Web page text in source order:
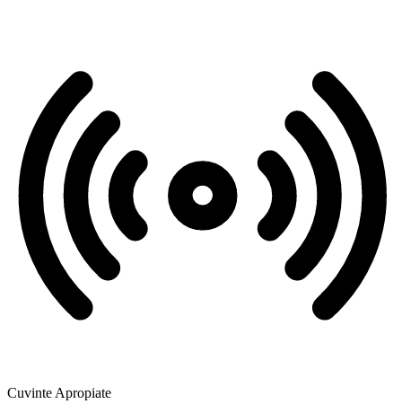
Cuvinte Apropiate